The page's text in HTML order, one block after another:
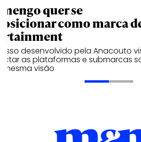
quer se
como marca
desenvolvido pela Anacouto
as plataformas e submarcas
mesma visão